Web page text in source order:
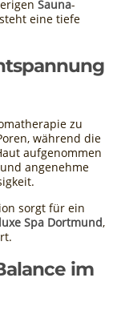
Sauna-
eine tiefe
zu
während die
aufgenommen
angenehme
sorgt für ein
Spa Dortmund,
im